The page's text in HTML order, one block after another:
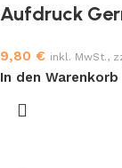
Aufdruck
9,80 € inkl. MwSt.,
In den Warenkorb